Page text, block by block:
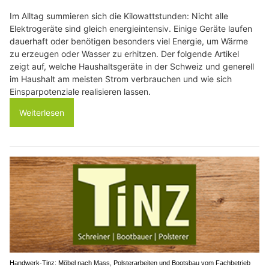
Im Alltag summieren sich die Kilowattstunden: Nicht alle
Elektrogeräte sind gleich energieintensiv. Einige Geräte laufen
dauerhaft oder benötigen besonders viel Energie, um Wärme
zu erzeugen oder Wasser zu erhitzen. Der folgende Artikel
zeigt auf, welche Haushaltsgeräte in der Schweiz und generell
im Haushalt am meisten Strom verbrauchen und wie sich
Einsparpotenziale realisieren lassen.
Weiterlesen
Handwerk-Tinz: Möbel nach Mass, Polsterarbeiten und Bootsbau vom Fachbetrieb